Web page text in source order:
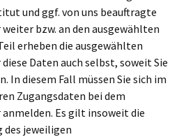
und ggf. von uns beauftragte
bzw. an den ausgewählten
erheben die ausgewählten
Daten auch selbst, soweit Sie
In diesem Fall müssen Sie sich im
Zugangsdaten bei dem
Es gilt insoweit die
jeweiligen